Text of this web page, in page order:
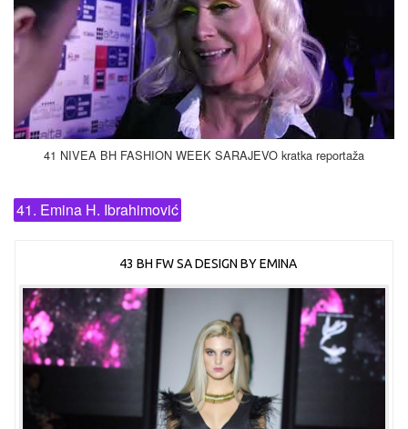
41 NIVEA BH FASHION WEEK SARAJEVO kratka reportaža
41. Emina H. Ibrahimović
43 BH FW SA DESIGN BY EMINA